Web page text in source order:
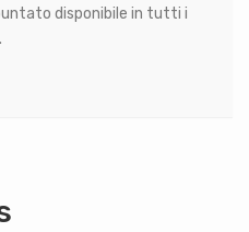
disponibile in tutti i